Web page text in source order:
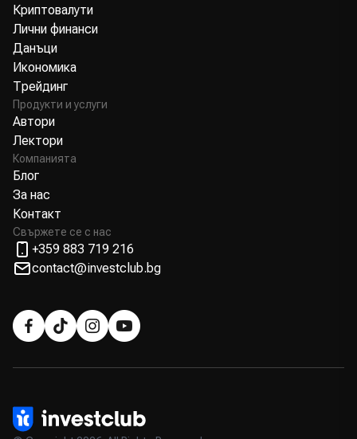
Криптовалути
Лични финанси
Данъци
Икономика
Трейдинг
Продукти и услуги
Автори
Лектори
Компанията
Блог
За нас
Контакт
Свържете се с нас
+359 883 719 216
contact@investclub.bg